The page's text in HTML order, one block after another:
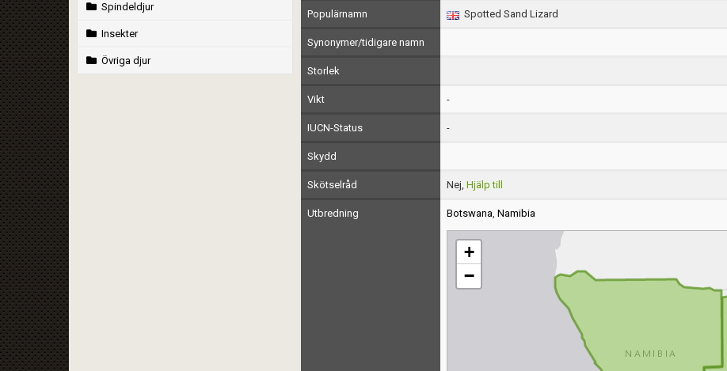
Spindeldjur
Insekter
Övriga djur
Populärnamn Spotted Sand Lizard
Synonymer/tidigare namn
Storlek
Vikt -
IUCN-Status -
Skydd
Skötselråd Nej, Hjälp till
Utbredning Botswana, Namibia
+
−